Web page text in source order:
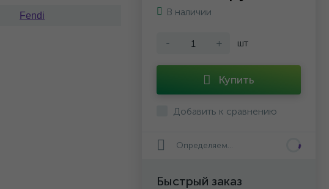
Fendi
В наличии
- + шт
Купить
Добавить к сравнению
Определяем...
Быстрый заказ